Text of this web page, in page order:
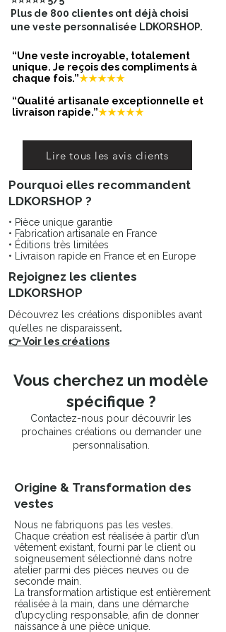
Customisation artisanale : chaque
détail est pensé pour un rendu
singulier
Style : army / street / arty selon ton
look
Conseils style (idées looks)
*Avec un jean brut + t-shirt blanc
*Sur une robe noire pour casser le
côté “chic”
*Avec un sweat à capuche et des
baskets pour un style street assumé
Pour préserver la customisation :
lavage sur l’envers, cycle doux
(30°C), essorage modéré. Évite le
sèche-linge. Repassage sur l’envers.
🖤 Pièce unique – stock limité : une
restockée.
Chaque veste militaire LDKORSHOP
seconde main :
avec de légères variations qui font
partie de son charme. La
customisation (coupon textile +
peinture textile) est réalisée à l’atelier
productions standardisées.
Mesures prises à plat :
A – Longueur : 69,5
B – Largeur poitrine (à plat) : 63
C – Largeur taille (à plat) : 63
D – Largeur bras: 25
E – Longueur bras : 63
F – Largeur bas: 59,5
👉 Compare avec une veste similaire
Plus de 800 clientes ont déjà choisi
une veste personnalisée LDKORSHOP.
“Une veste incroyable, totalement
unique. Je reçois des compliments à
chaque fois.”★★★★★
“Qualité artisanale exceptionnelle et
livraison rapide.”★★★★★
Lire tous les avis clients
Pourquoi elles recommandent
LDKORSHOP ?
• Pièce unique garantie
• Fabrication artisanale en France
• Éditions très limitées
• Livraison rapide en France et en Europe
Rejoignez les clientes
LDKORSHOP
Découvrez les créations disponibles avant
qu’elles ne disparaissent.
👉 Voir les créations
Vous cherchez un modèle
spécifique ?
Contactez-nous pour découvrir les
prochaines créations ou demander une
personnalisation.
Origine & Transformation des
vestes
Nous ne fabriquons pas les vestes.
Chaque création est réalisée à partir d’un
vêtement existant, fourni par le client ou
soigneusement sélectionné dans notre
atelier parmi des pièces neuves ou de
seconde main.
La transformation artistique est entièrement
réalisée à la main, dans une démarche
d’upcycling responsable, afin de donner
naissance à une pièce unique.